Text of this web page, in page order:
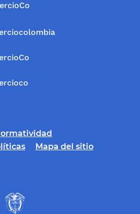
Mapa del sitio